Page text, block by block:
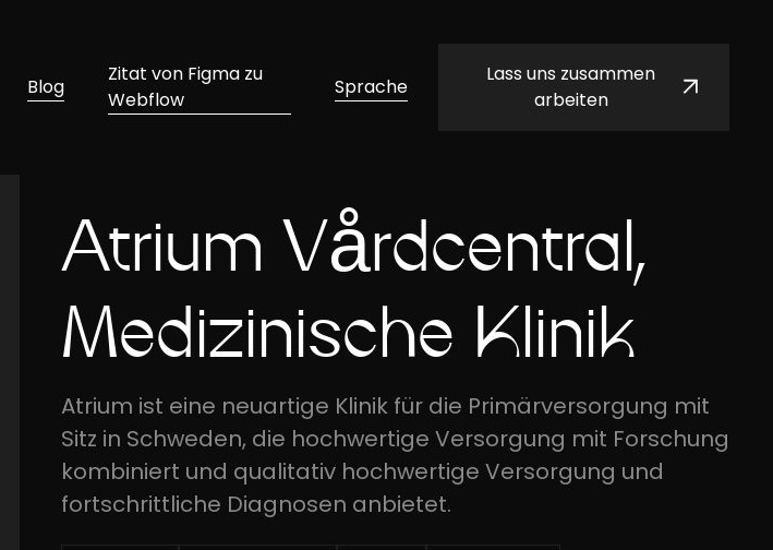
Blog
Zitat von Figma zu
Webflow
Sprache
Lass uns zusammen
arbeiten
Atrium Vårdcentral,
Medizinische Klinik
Atrium ist eine neuartige Klinik für die Primärversorgung mit
Sitz in Schweden, die hochwertige Versorgung mit Forschung
kombiniert und qualitativ hochwertige Versorgung und
fortschrittliche Diagnosen anbietet.